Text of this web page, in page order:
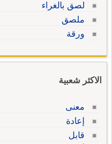
لصق بالغراء
ملصق
ورقة
الاكثر شعبية
معنى
إعادة
قابل